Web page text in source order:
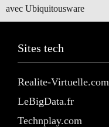
avec Ubiquitousware
Sites tech
Realite-Virtuelle.com
LeBigData.fr
Technplay.com